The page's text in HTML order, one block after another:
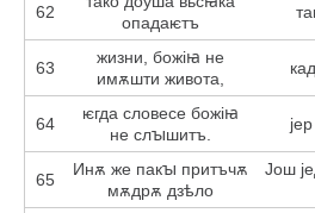
62
опадаѥтъ
63
жизни, божіꙗ не
имѫшти живота,
64
ѥгда словесе божіꙗ
не слꙑшитъ.
65
Инѫ же пакꙑ притъчѫ
мѫдрѫ дзѣло
Још